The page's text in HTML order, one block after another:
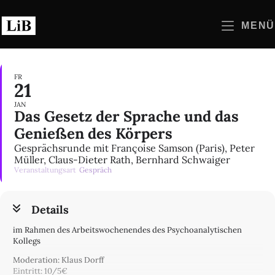
Inhalt
springen
MENÜ
FR
21
JAN
Das Gesetz der Sprache und das
Genießen des Körpers
Gesprächsrunde mit Françoise Samson (Paris), Peter
Müller, Claus-Dieter Rath, Bernhard Schwaiger
Veranstaltungsart Gespräch
Details
im Rahmen des Arbeitswochenendes des Psychoanalytischen
Kollegs
Moderation: Klaus Dorff
Eintritt: 10/5€